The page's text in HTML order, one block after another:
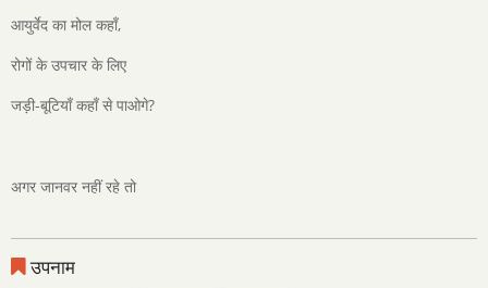
आयुर्वेद का मोल कहाँ,
रोगों के उपचार के लिए
जड़ी-बूटियाँ कहाँ से पाओगे?
अगर जानवर नहीं रहे तो
उपनाम